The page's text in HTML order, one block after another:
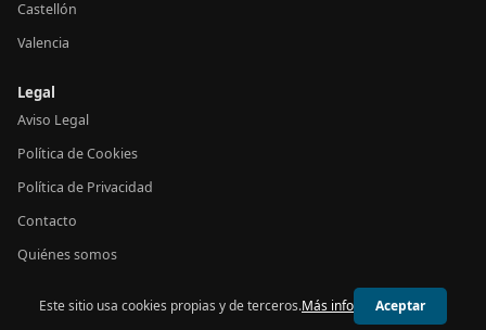
Castellón
Valencia
Legal
Aviso Legal
Política de Cookies
Política de Privacidad
Contacto
Quiénes somos
© 2026 24h Valencia
Este sitio usa cookies propias y de terceros.Más info Aceptar